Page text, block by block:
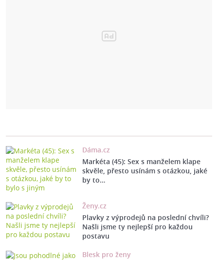
Dáma.cz
Markéta (45): Sex s manželem klape
skvěle, přesto usínám s otázkou, jaké
by to…
Ženy.cz
Plavky z výprodejů na poslední chvíli?
Našli jsme ty nejlepší pro každou
postavu
Blesk pro ženy